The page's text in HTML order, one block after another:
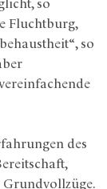
so
Fluchtburg,
so
des
Grundvollzüge.